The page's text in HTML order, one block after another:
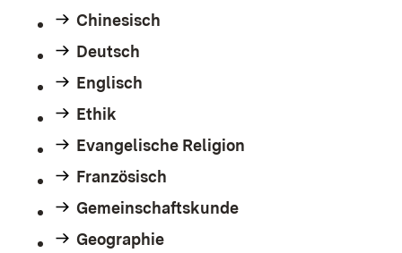
Chinesisch
Deutsch
Englisch
Ethik
Evangelische Religion
Französisch
Gemeinschaftskunde
Geographie